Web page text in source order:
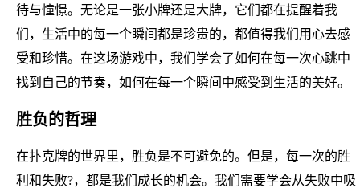
待与憧憬。无论是一张小牌还是大牌，它们都在提醒着我
们，生活中的每一个瞬间都是珍贵的，都值得我们用心去感
受和珍惜。在这场游戏中，我们学会了如何在每一次心跳中
找到自己的节奏，如何在每一个瞬间中感受到生活的美好。
胜负的哲理
在扑克牌的世界里，胜负是不可避免的。但是，每一次的胜
利和失败?，都是我们成长的机会。我们需要学会从失败中吸